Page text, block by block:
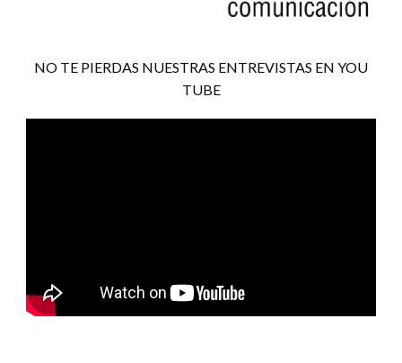
NO TE PIERDAS NUESTRAS ENTREVISTAS EN YOU
TUBE